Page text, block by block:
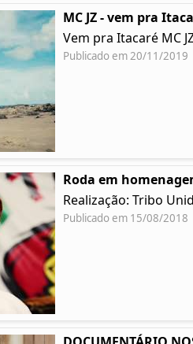
MC JZ - vem pra
Vem pra Itacaré MC
Publicado em 20/11/2019
Roda em
Realização: Tribo
Publicado em 15/08/2018